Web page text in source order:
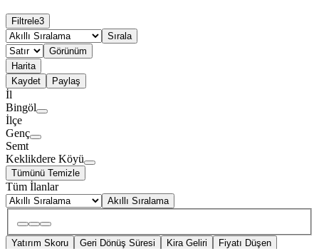
Filtrele3
Sırala
Görünüm
Harita
Kaydet
Paylaş
İl
Bingöl
İlçe
Genç
Semt
Keklikdere Köyü
Tümünü Temizle
Tüm İlanlar
Akıllı Sıralama
Yatırım Skoru Geri Dönüş Süresi Kira Geliri
Fiyatı Düşen